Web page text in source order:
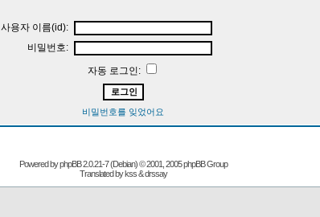
사용자 이름(id):
비밀번호:
자동 로그인:
비밀번호를 잊었어요
Powered byphpBB2.0.21-7 (Debian) © 2001, 2005 phpBB Group
Translated by kss & drssay